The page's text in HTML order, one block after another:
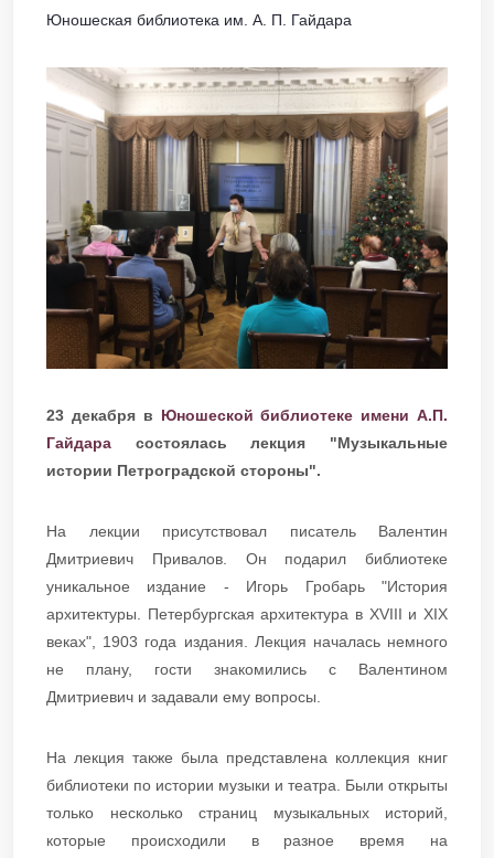
Юношеская библиотека им. А. П. Гайдара
23 декабря в Юношеской библиотеке имени А.П.
Гайдара состоялась лекция "Музыкальные
истории Петроградской стороны".
На лекции присутствовал писатель Валентин
Дмитриевич Привалов. Он подарил библиотеке
уникальное издание - Игорь Гробарь "История
архитектуры. Петербургская архитектура в XVIII и XIX
веках", 1903 года издания. Лекция началась немного
не плану, гости знакомились с Валентином
Дмитриевич и задавали ему вопросы.
На лекция также была представлена коллекция книг
библиотеки по истории музыки и театра. Были открыты
только несколько страниц музыкальных историй,
которые происходили в разное время на